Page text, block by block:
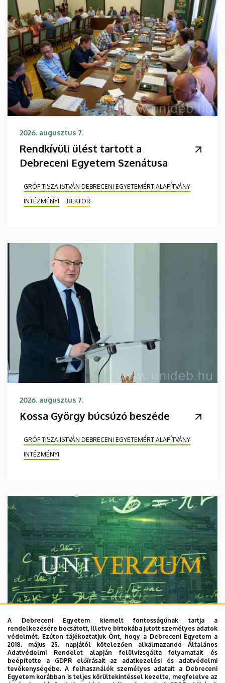
2026. augusztus 7.
Rendkívüli ülést tartott a
Debreceni Egyetem Szenátusa
GRÓF TISZA ISTVÁN DEBRECENI EGYETEMÉRT ALAPÍTVÁNY
INTÉZMÉNYI
REKTOR
2026. augusztus 7.
Kossa György búcsúzó beszéde
GRÓF TISZA ISTVÁN DEBRECENI EGYETEMÉRT ALAPÍTVÁNY
INTÉZMÉNYI
2026. augusztus 7.
Univerzum: A Debreceni Egyetem
A Debreceni Egyetem kiemelt fontosságúnak tartja a
rendelkezésére bocsátott, illetve birtokába jutott személyes adatok
védelmét. Ezúton tájékoztatjuk Önt, hogy a Debreceni Egyetem a
2018. május 25. napjától kötelezően alkalmazandó Általános
Adatvédelmi Rendelet alapján felülvizsgálta folyamatait és
beépítette a GDPR előírásait az adatkezelési és adatvédelmi
tevékenységébe. A felhasználók személyes adatait a Debreceni
Egyetem korábban is teljes körültekintéssel kezelte, megfelelve az